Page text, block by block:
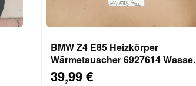
BMW Z4 E85 Heizkörper
Wärmetauscher 6927614 Wasser
kühler Verdampfer Heizung
39,99 €